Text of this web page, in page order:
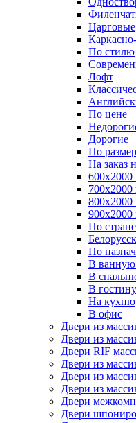
Царговые
По стилю
Лофт
По цене
Дорогие
По
На заказ
По
По
В ванную
В
В
На кухню
В офис
Двери из
Двери из
Двери RIF
Двери из
Двери из
Двери из
Двери
Двери